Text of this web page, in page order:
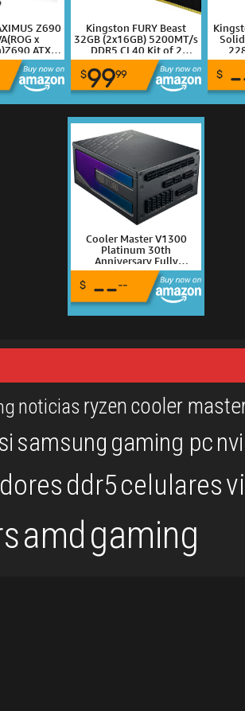
Z690
x
ATX
panel
Quick
4)
Kingston FURY Beast
32GB (2x16GB) 5200MT/s
DDR5 CL40 Kit of 2
Desktop Memory
KF552C40BBK2-32
$9999 $
Cooler Master V1300
Platinum 30th
Anniversary Fully
Modular, 1300W, 80+
Platinum, 135mm FDB
Silent Fan, Single/Multi-
Rail Switch, Intel ATX 12V
Ver 2.53, 100% Japanese
$ ----
noticias ryzencooler
samsung gaming pc
ddr5celulares
amd gaming